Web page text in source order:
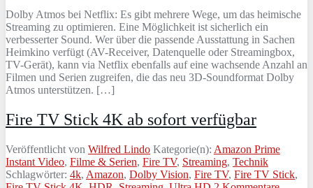
Dolby Atmos bei Netflix: Es gibt mehrere Wege, um das heimische
Streaming zu optimieren. Eine Möglichkeit ist sicherlich ein
verbesserter Sound. Wer über die passende Ausstattung in Sachen
Heimkino verfügt (AV-Receiver, Datenquelle oder Streamingbox,
TV-Gerät), kann via Netflix ebenfalls auf eine wachsende Anzahl an
Filmen und Serien zugreifen, die das neu 3D-Soundformat Dolby
Atmos unterstützen. […]
Fire TV Stick 4K ab sofort verfügbar
Veröffentlicht von Wilfred Lindo Kategorie(n): Amazon Prime
Instant Video, Filme & Serien, Fire TV, Streaming, Technik
Schlagwörter: 4k, Amazon, Dolby Vision, Fire TV, Fire TV Stick,